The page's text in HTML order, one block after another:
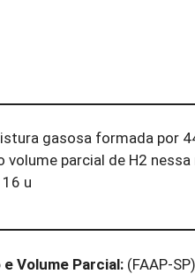
gasosa formada por
volume parcial de H2
16 u
Volume Parcial: (FAAP-